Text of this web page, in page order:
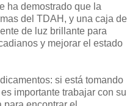
ha demostrado que la
del TDAH, y una caja de
de luz brillante para
y mejorar el estado
si está tomando
importante trabajar con su